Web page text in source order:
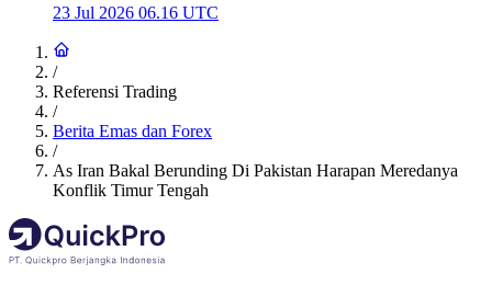
23 Jul 2026 06.16 UTC
/
Referensi Trading
/
Berita Emas dan Forex
/
As Iran Bakal Berunding Di Pakistan Harapan Meredanya
Konflik Timur Tengah